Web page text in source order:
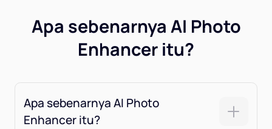
Apa sebenarnya AI Photo
Enhancer itu?
Apa sebenarnya AI Photo
Enhancer itu?